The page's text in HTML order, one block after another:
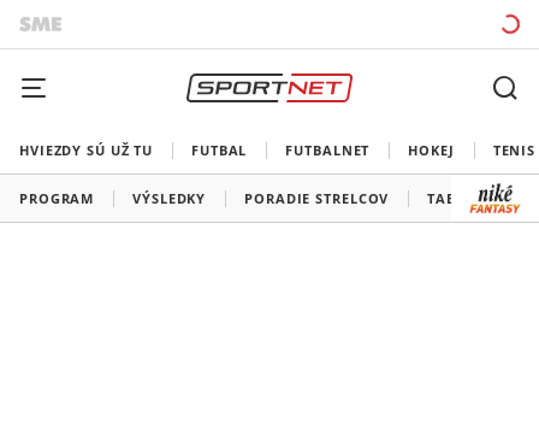
HVIEZDY SÚ UŽ TU FUTBAL FUTBALNET HOKEJ TENIS
PROGRAM VÝSLEDKY PORADIE STRELCOV TABUĽKY A